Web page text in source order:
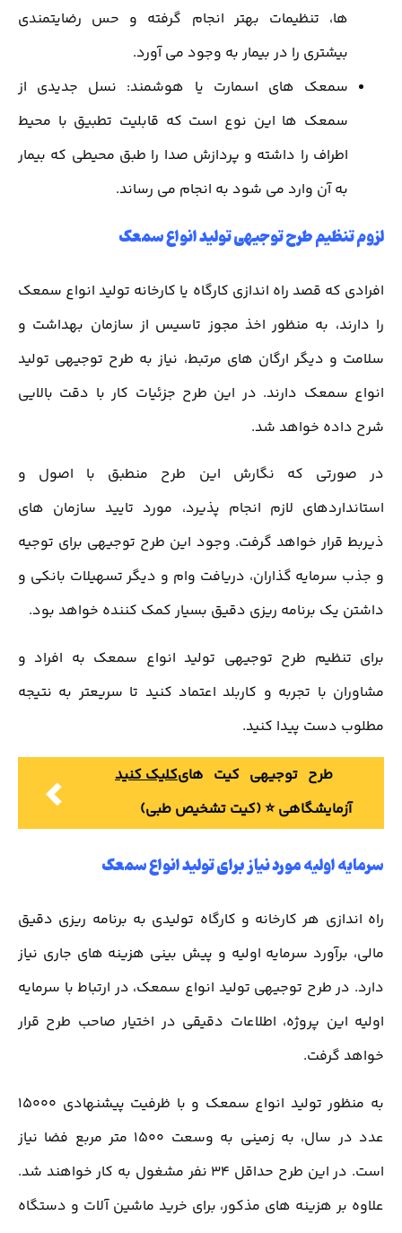
ها، تنظیمات بهتر انجام گرفته و حس رضایتمندی
بیشتری را در بیمار به وجود می آورد.
سمعک های اسمارت یا هوشمند: نسل جدیدی از
سمعک ها این نوع است که قابلیت تطبیق با محیط
اطراف را داشته و پردازش صدا را طبق محیطی که بیمار
به آن وارد می شود به انجام می رساند.
لزوم تنظیم طرح توجیهی تولید انواع سمعک
افرادی که قصد راه اندازی کارگاه یا کارخانه تولید انواع سمعک
را دارند، به منظور اخذ مجوز تاسیس از سازمان بهداشت و
سلامت و دیگر ارگان های مرتبط، نیاز به طرح توجیهی تولید
انواع سمعک دارند. در این طرح جزئیات کار با دقت بالایی
شرح داده خواهد شد.
در صورتی که نگارش این طرح منطبق با اصول و
استانداردهای لازم انجام پذیرد، مورد تایید سازمان های
ذیربط قرار خواهد گرفت. وجود این طرح توجیهی برای توجیه
و جذب سرمایه گذاران، دریافت وام و دیگر تسهیلات بانکی و
داشتن یک برنامه ریزی دقیق بسیار کمک کننده خواهد بود.
برای تنظیم طرح توجیهی تولید انواع سمعک به افراد و
مشاوران با تجربه و کاربلد اعتماد کنید تا سریعتر به نتیجه
مطلوب دست پیدا کنید.
کلیک کنیدطرح توجیهی کیت های
آزمایشگاهی ⭐️ (کیت تشخیص طبی)
سرمایه اولیه مورد نیاز برای تولید انواع سمعک
راه اندازی هر کارخانه و کارگاه تولیدی به برنامه ریزی دقیق
مالی، برآورد سرمایه اولیه و پیش بینی هزینه های جاری نیاز
دارد. در طرح توجیهی تولید انواع سمعک، در ارتباط با سرمایه
اولیه این پروژه، اطلاعات دقیقی در اختیار صاحب طرح قرار
خواهد گرفت.
به منظور تولید انواع سمعک و با ظرفیت پیشنهادی 15000
عدد در سال، به زمینی به وسعت 1500 متر مربع فضا نیاز
است. در این طرح حداقل 34 نفر مشغول به کار خواهند شد.
علاوه بر هزینه های مذکور، برای خرید ماشین آلات و دستگاه